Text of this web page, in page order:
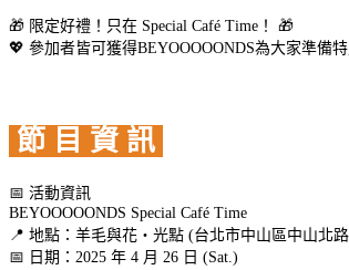
🎁 限定好禮！只在 Special Café Time！ 🎁
💖 參加者皆可獲得BEYOOOOONDS為大家準備特
節 目 資 訊
📅 活動資訊
BEYOOOOONDS Special Café Time
📍 地點：羊毛與花‧光點 (台北市中山區中山北
📅 日期：2025 年 4 月 26 日 (Sat.)